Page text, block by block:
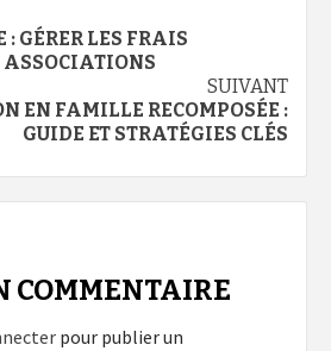
: GÉRER LES FRAIS
SUIVANT
EN FAMILLE RECOMPOSÉE :
GUIDE ET STRATÉGIES CLÉS
COMMENTAIRE
pour publier un